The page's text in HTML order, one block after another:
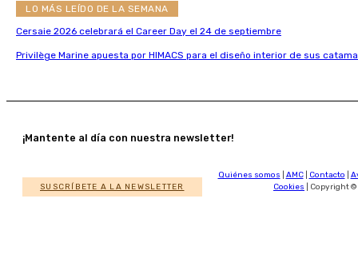
LO MÁS LEÍDO DE LA SEMANA
Cersaie 2026 celebrará el Career Day el 24 de septiembre
Privilège Marine apuesta por HIMACS para el diseño interior de sus
¡Mantente al día con nuestra newsletter!
SUSCRÍBETE A LA NEWSLETTER
Quiénes somos AMC| Contacto
Cookies | Copyright